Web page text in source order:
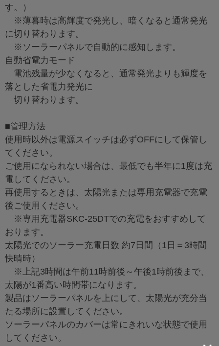
す。）
※薄暮時は高輝度で発光し、暗くなると通常発光
に切り替わります。
※ソーラーパネルで自動的に感知します。
自動省電力モード
電池残量が少なくなると、通常発光よりも輝度を
落とした省電力発光に
切り替わります。
■管理方法
使用時以外は電源スイッチは必ずOFFにして保管し
てください。
ご使用になられない場合は、最低でも半年に1度は充
電してください。
再使用するときは、太陽光または専用充電器で充電
後ご使用ください。
※専用充電器SKC-25DTでの充電をおすすめして
おります。
太陽光でのソーラー充電日数 約7日間（1日＝3時間
快晴時）
※上記3時間は午前11時前後～午後1時前後まで、
太陽が1番高い時間帯になります。
製品はソーラーパネルを上にして、太陽光が充分当
たる場所に設置してください。
ソーラーパネルのカバーは常にきれいな状態で使用
してください。